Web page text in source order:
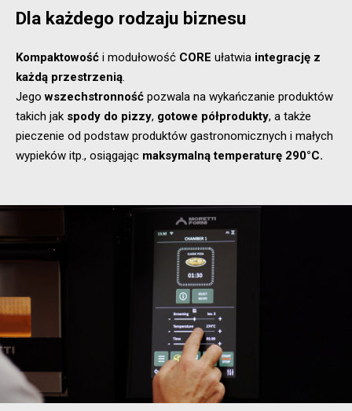
Dla każdego rodzaju biznesu
Kompaktowość i modułowość CORE ułatwia integrację z
każdą przestrzenią.
Jegowszechstronność pozwala na wykańczanie produktów
takich jak spody do pizzy, gotowe półprodukty, a także
pieczenie od podstaw produktów gastronomicznych i małych
wypieków itp., osiągając maksymalną temperaturę 290°C.